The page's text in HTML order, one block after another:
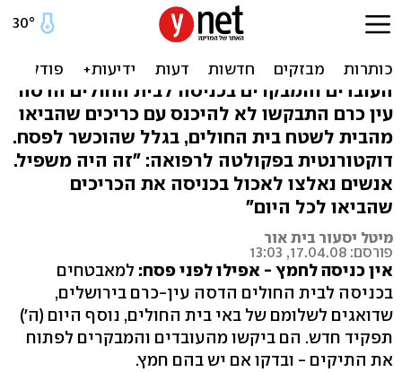
מאבטחים בהדסה: נשק יש?
העובדים והמבקרים בכניסה לבית החולים הדסה
עין כרם התבקשו לא להיכנס עם כריכים שהביאו
מהבית לשטח בית החולים, בגלל שהוכשר לפסח.
דוקטורנטית בפקולטה לרפואה: "זה היה משפיל.
אנשים נאלצו לאכול בכניסה את הכריכים
שהביאו לכל היום"
מיטל יסעור בית אור
פורסם: 17.04.08, 13:03
אין כניסה לחמץ - אפילו לפני פסח: למאבטחים
בכניסה לבית החולים הדסה עין-כרם בירושלים,
שדואגים לשלומם של באי בית החולים, נוסף היום (ה')
תפקיד חדש. הם ביקשו מהעובדים והמבקרים לפתוח
את התיקים - ובדקו אם יש בהם חמץ.